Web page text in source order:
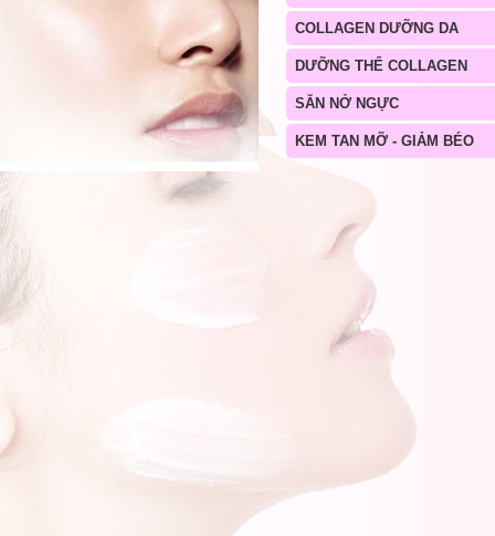
COLLAGEN DƯỠNG DA
DƯỠNG THỂ COLLAGEN
SĂN NỞ NGỰC
KEM TAN MỠ - GIẢM BÉO